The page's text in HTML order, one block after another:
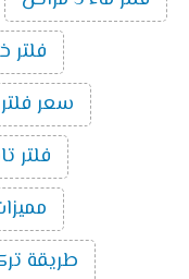
سعر فلتر
فلتر
مميزات
طريقة تركيب